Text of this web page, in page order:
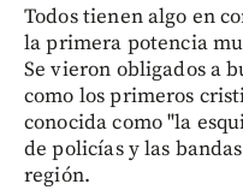
Todos tienen algo en
la primera potencia
Se vieron obligados a
como los primeros
conocida como "la
de policías y las
región.